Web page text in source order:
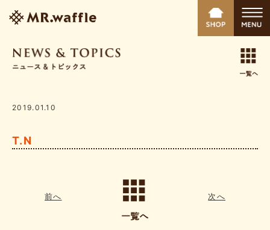
2019.01.10
T.N
前へ 次へ